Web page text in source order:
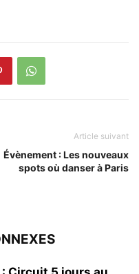
Article suivant
Évènement : Les nouveaux
spots où danser à Paris